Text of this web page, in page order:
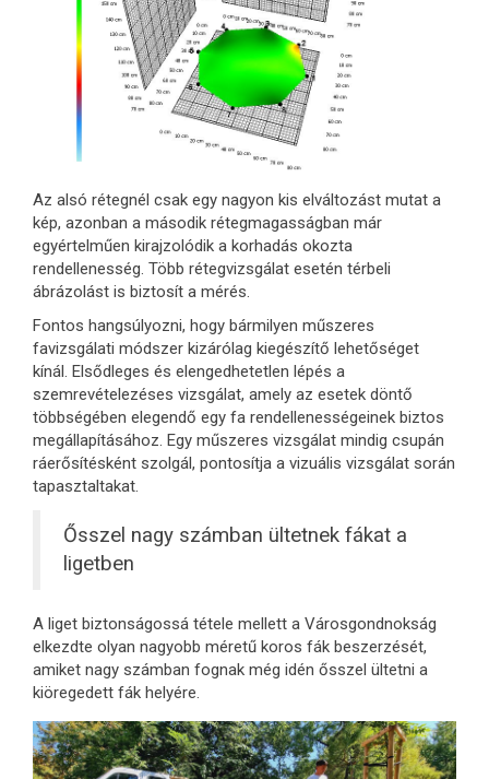
Az alsó rétegnél csak egy nagyon kis elváltozást mutat a
kép, azonban a második rétegmagasságban már
egyértelműen kirajzolódik a korhadás okozta
rendellenesség. Több rétegvizsgálat esetén térbeli
ábrázolást is biztosít a mérés.
Fontos hangsúlyozni, hogy bármilyen műszeres
favizsgálati módszer kizárólag kiegészítő lehetőséget
kínál. Elsődleges és elengedhetetlen lépés a
szemrevételezéses vizsgálat, amely az esetek döntő
többségében elegendő egy fa rendellenességeinek biztos
megállapításához. Egy műszeres vizsgálat mindig csupán
ráerősítésként szolgál, pontosítja a vizuális vizsgálat során
tapasztaltakat.
Ősszel nagy számban ültetnek fákat a
ligetben
A liget biztonságossá tétele mellett a Városgondnokság
elkezdte olyan nagyobb méretű koros fák beszerzését,
amiket nagy számban fognak még idén ősszel ültetni a
kiöregedett fák helyére.